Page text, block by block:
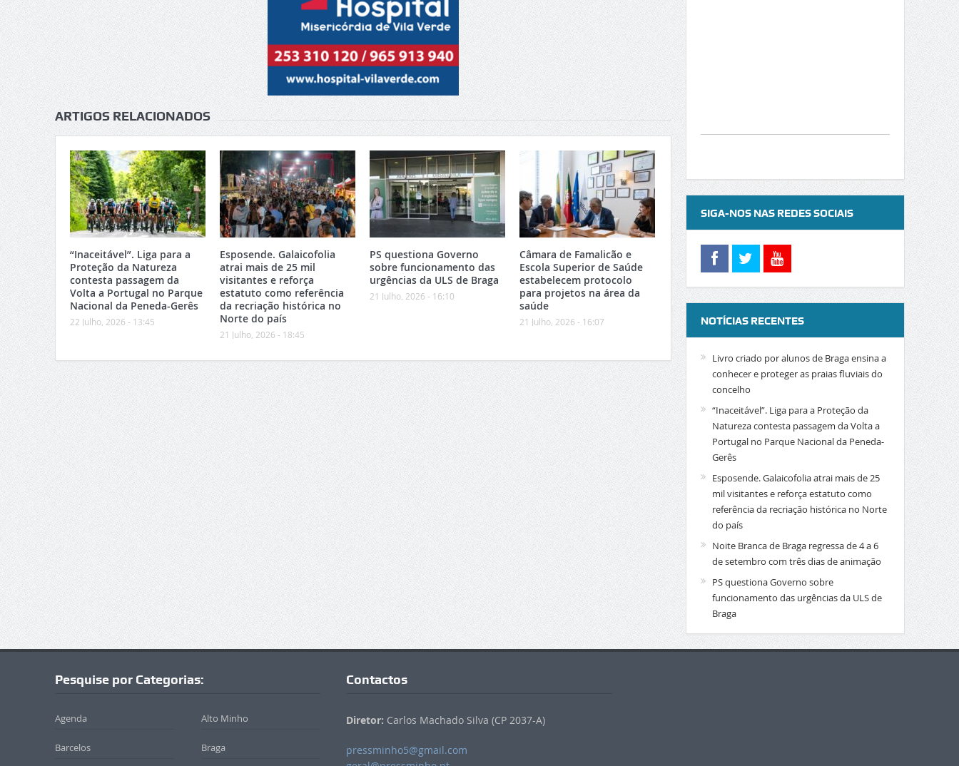
ARTIGOS RELACIONADOS
“Inaceitável”. Liga para a
Proteção da Natureza
contesta passagem da
Volta a Portugal no Parque
Nacional da Peneda-Gerês
22 Julho, 2026 - 13:45
Esposende. Galaicofolia
atrai mais de 25 mil
visitantes e reforça
estatuto como referência
da recriação histórica no
Norte do país
21 Julho, 2026 - 18:45
PS questiona Governo
sobre funcionamento das
urgências da ULS de Braga
21 Julho, 2026 - 16:10
Câmara de Famalicão e
Escola Superior de Saúde
estabelecem protocolo
para projetos na área da
saúde
21 Julho, 2026 - 16:07
SIGA-NOS NAS REDES SOCIAIS
NOTÍCIAS RECENTES
Livro criado por alunos de Braga ensina a
conhecer e proteger as praias fluviais do
concelho
“Inaceitável”. Liga para a Proteção da
Natureza contesta passagem da Volta a
Portugal no Parque Nacional da Peneda-
Gerês
Esposende. Galaicofolia atrai mais de 25
mil visitantes e reforça estatuto como
referência da recriação histórica no Norte
do país
Noite Branca de Braga regressa de 4 a 6
de setembro com três dias de animação
PS questiona Governo sobre
funcionamento das urgências da ULS de
Braga
Pesquise por Categorias:
Agenda Alto Minho
Barcelos Braga
Contactos
Diretor: Carlos Machado Silva (CP 2037-A)
pressminho5@gmail.com